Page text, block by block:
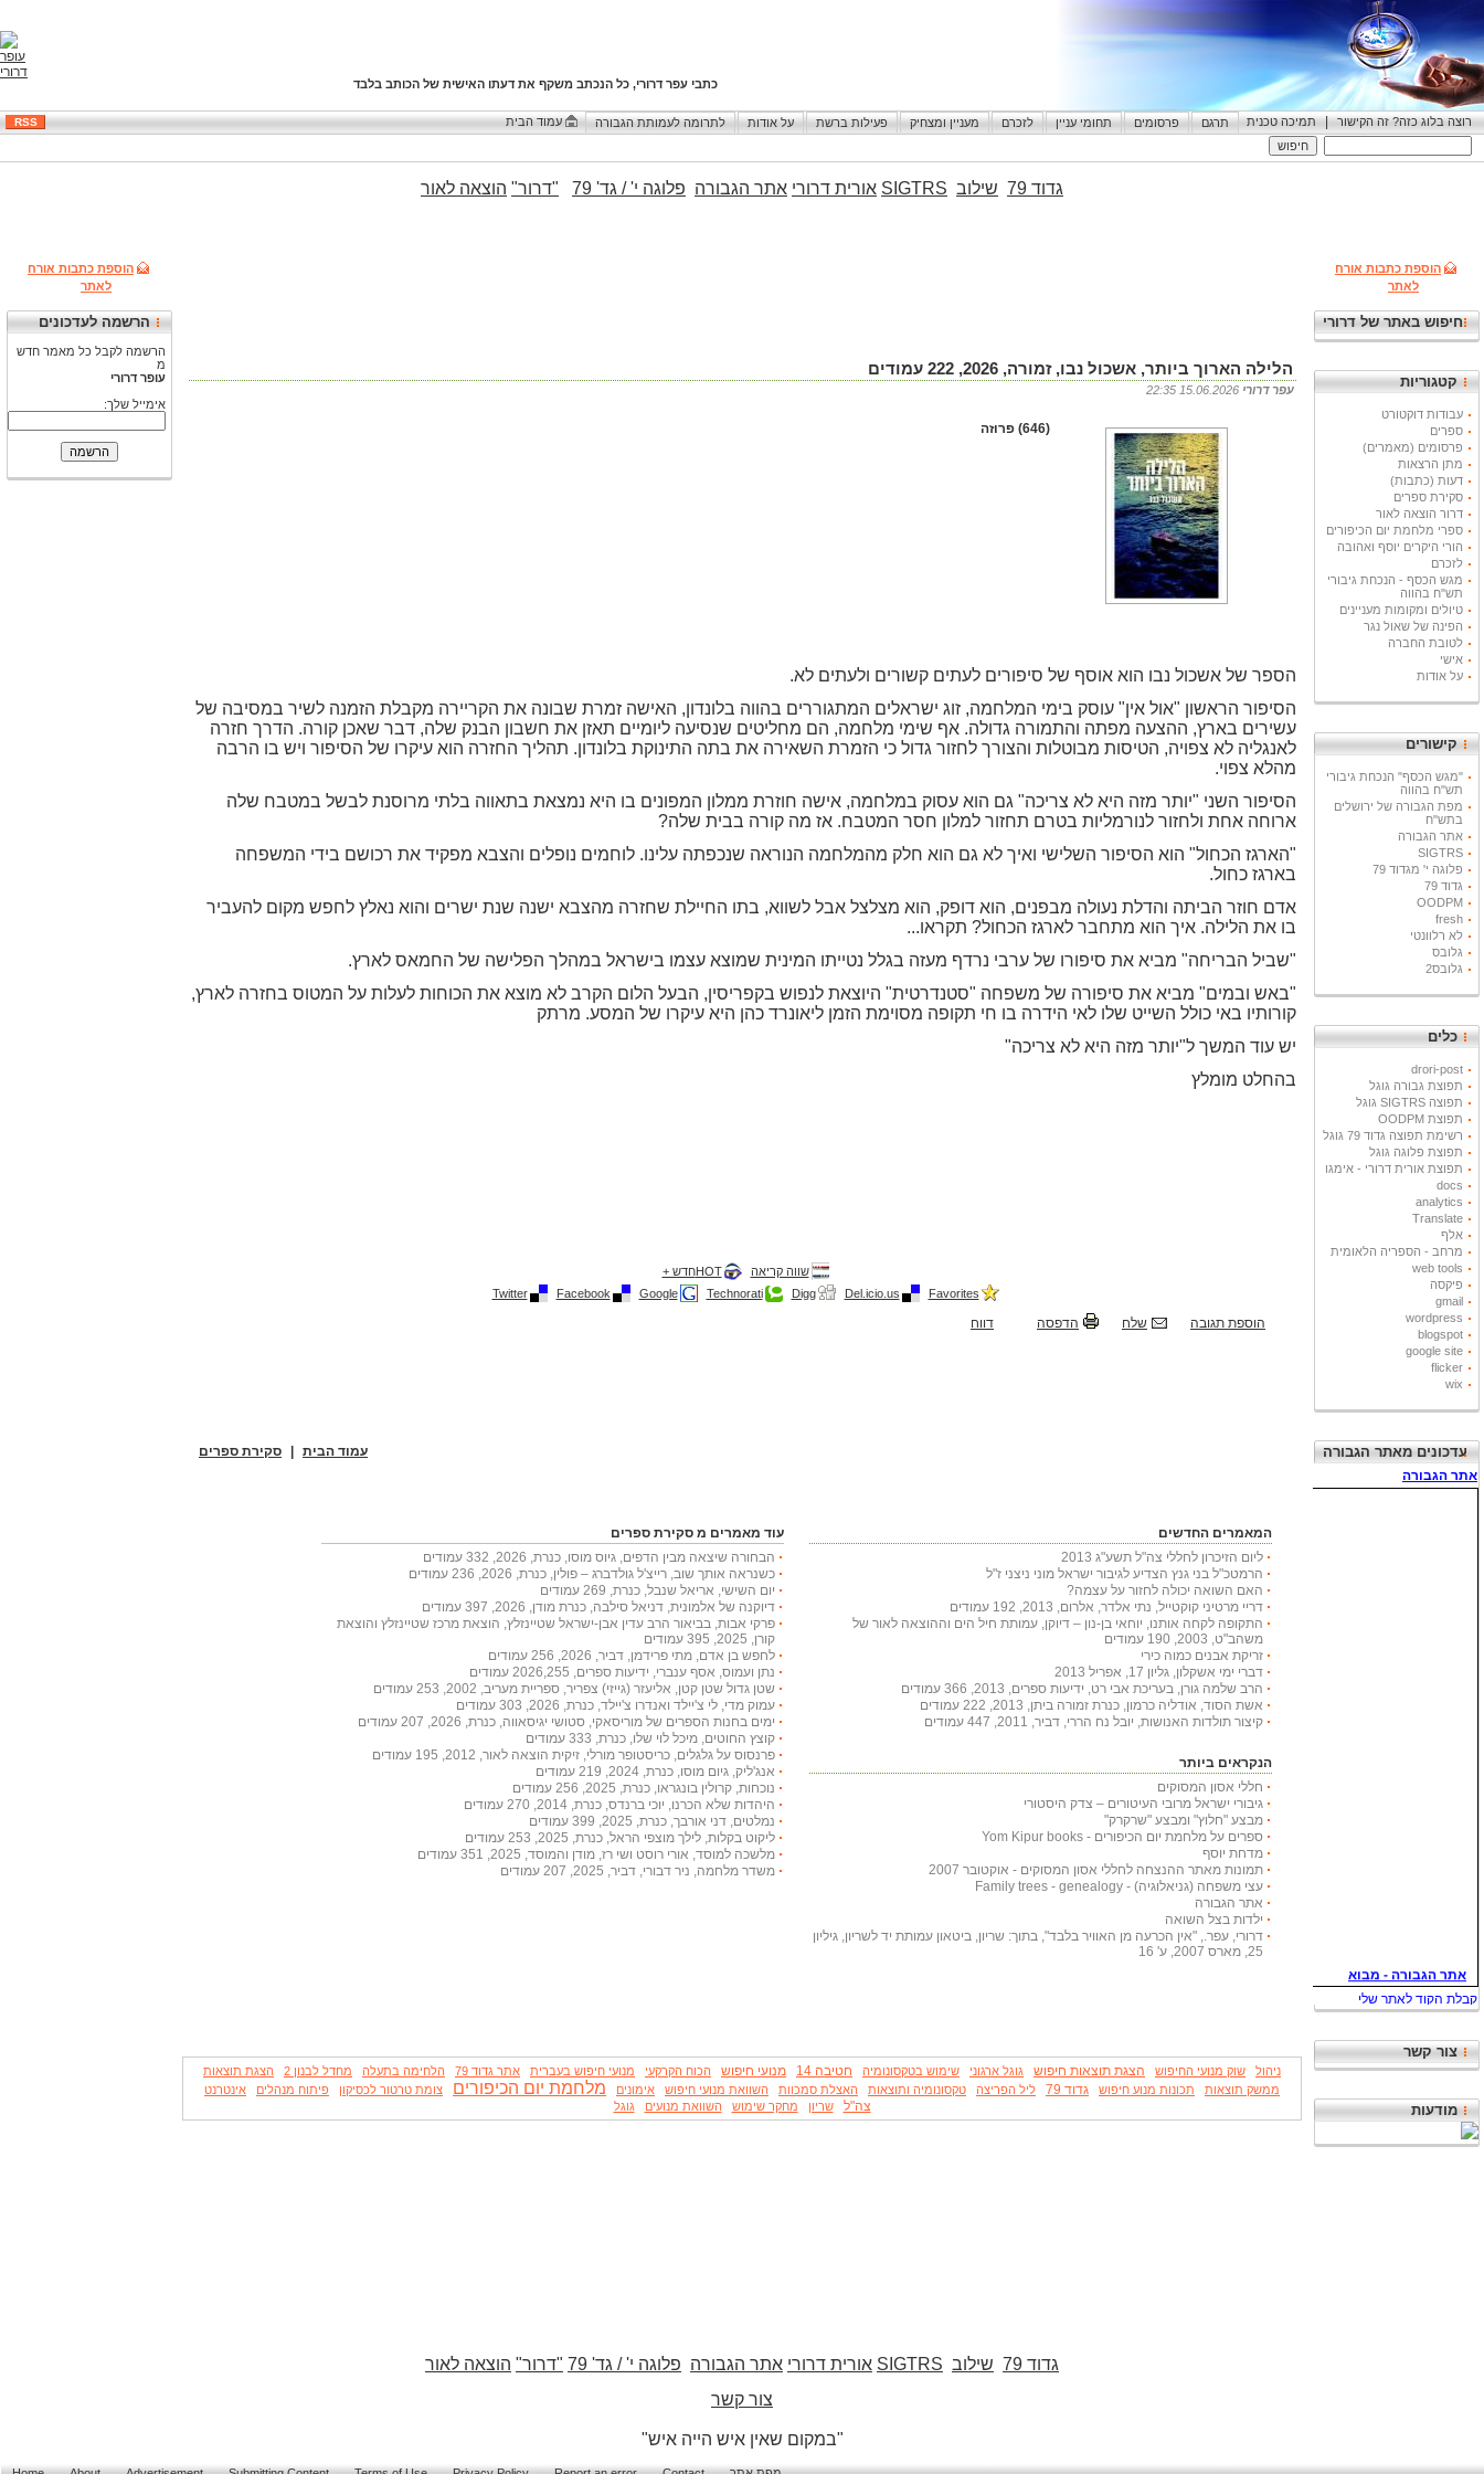
כתבי עפר דרורי, כל הנכתב משקף את דעתו האישית של הכותב בלבד
RSS רוצה בלוג כזה? זה הקישור | תמיכה טכנית תרגם פרסומים תחומי עניין לזכרם מעניין ומצחיק פעילות ברשת על אודות לתרומה לעמותת הגבורה עמוד הבית
הוספת כתבות אורח
לאתר
הרשמה לעדכונים
הרשמה לקבל כל מאמר חדש
מ
עופר דרורי
אימייל שלך:
הוספת כתבות אורח
לאתר
חיפוש באתר של דרורי
קטגוריות
עבודות דוקטורט
ספרים
פרסומים (מאמרים)
מתן הרצאות
דעות (כתבות)
סקירת ספרים
דרור הוצאה לאור
ספרי מלחמת יום הכיפורים
הורי היקרים יוסף ואהובה
לזכרם
מגש הכסף - הנכחת גיבורי
תש"ח בהווה
טיולים ומקומות מעניינים
הפינה של שאול נגר
לטובת החברה
אישי
על אודות
קישורים
"מגש הכסף" הנכחת גיבורי
תש"ח בהווה
מפת הגבורה של ירושלים
בתש"ח
אתר הגבורה
SIGTRS
פלוגה י' מגדוד 79
גדוד 79
OODPM
fresh
לא רלוונטי
גלובס
גלובס2
כלים
drori-post
תפוצת גבורה גוגל
תפוצה SIGTRS גוגל
תפוצת OODPM
רשימת תפוצה גדוד 79 גוגל
תפוצת פלוגה גוגל
תפוצת אורית דרורי - אימגו
docs
analytics
Translate
אלף
מרחב - הספריה הלאומית
web tools
פיקסה
gmail
wordpress
blogspot
google site
flicker
wix
עדכונים מאתר הגבורה
צור קשר
מודעות
גדוד 79 שילוב SIGTRS אורית דרורי אתר הגבורה פלוגה י' / גד' 79 "דרור" הוצאה לאור
הלילה הארוך ביותר, אשכול נבו, זמורה, 2026, 222 עמודים
עפר דרורי
(646) פרוזה
הספר של אשכול נבו הוא אוסף של סיפורים לעתים קשורים ולעתים לא.
הסיפור הראשון "אול אין" עוסק בימי המלחמה, זוג ישראלים המתגוררים בהווה בלונדון, האישה זמרת שבונה את הקריירה מקבלת הזמנה לשיר במסיבה של
עשירים בארץ, ההצעה מפתה והתמורה גדולה. אף שימי מלחמה, הם מחליטים שנסיעה ליומיים תאזן את חשבון הבנק שלה, דבר שאכן קורה. הדרך חזרה
לאנגליה לא צפויה, הטיסות מבוטלות והצורך לחזור גדול כי הזמרת השאירה את בתה התינוקת בלונדון. תהליך החזרה הוא עיקרו של הסיפור ויש בו הרבה
מהלא צפוי.
הסיפור השני "יותר מזה היא לא צריכה" גם הוא עסוק במלחמה, אישה חוזרת ממלון המפונים בו היא נמצאת בתאווה בלתי מרוסנת לבשל במטבח שלה
ארוחה אחת ולחזור לנורמליות בטרם תחזור למלון חסר המטבח. אז מה קורה בבית שלה?
"הארגז הכחול" הוא הסיפור השלישי ואיך לא גם הוא חלק מהמלחמה הנוראה שנכפתה עלינו. לוחמים נופלים והצבא מפקיד את רכושם בידי המשפחה
בארגז כחול.
אדם חוזר הביתה והדלת נעולה מבפנים, הוא דופק, הוא מצלצל אבל לשווא, בתו החיילת שחזרה מהצבא ישנה שנת ישרים והוא נאלץ לחפש מקום להעביר
בו את הלילה. איך הוא מתחבר לארגז הכחול? תקראו...
"שביל הבריחה" מביא את סיפורו של ערבי נרדף מעזה בגלל נטייתו המינית שמוצא עצמו בישראל במהלך הפלישה של החמאס לארץ.
"באש ובמים" מביא את סיפורה של משפחה "סטנדרטית" היוצאת לנפוש בקפריסין, הבעל הלום הקרב לא מוצא את הכוחות לעלות על המטוס בחזרה לארץ,
קורותיו באי כולל השייט שלו לאי הידרה בו חי תקופה מסוימת הזמן ליאונרד כהן היא עיקרו של המסע. מרתק
יש עוד המשך ל"יותר מזה היא לא צריכה"
בהחלט מומלץ
שווה קריאה
HOTחדש +
Favorites
Del.icio.us
Digg
Technorati
Google
Facebook
Twitter
הוספת תגובה שלח הדפסה דווח
עמוד הבית סקירת ספרים
המאמרים החדשים
ליום הזיכרון לחללי צה"ל תשע"ג 2013
הרמטכ"ל בני גנץ הצדיע לגיבור ישראל מוני ניצני ז"ל
האם השואה יכולה לחזור על עצמה?
דריי מרטיני קוקטייל, נתי אלדר, אלרום, 2013, 192 עמודים
התקופה לקחה אותנו, יוחאי בן-נון – דיוקן, עמותת חיל הים וההוצאה לאור של
משהב"ט, 2003, 190 עמודים
זריקת אבנים כמוה כירי
דברי ימי אשקלון, גליון 17, אפריל 2013
הרב שלמה גורן, בעריכת אבי רט, ידיעות ספרים, 2013, 366 עמודים
אשת הסוד, אודליה כרמון, כנרת זמורה ביתן, 2013, 222 עמודים
קיצור תולדות האנושות, יובל נח הררי, דביר, 2011, 447 עמודים
הנקראים ביותר
חללי אסון המסוקים
גיבורי ישראל מרובי העיטורים – צדק היסטורי
מבצע "חלוץ" ומבצע "שרקרק"
ספרים על מלחמת יום הכיפורים - Yom Kipur books
מדחת יוסף
תמונות מאתר ההנצחה לחללי אסון המסוקים - אוקטובר 2007
עצי משפחה (גניאלוגיה) - Family trees - genealogy
אתר הגבורה
ילדות בצל השואה
דרורי, עפר., "אין הכרעה מן האוויר בלבד", בתוך: שריון, ביטאון עמותת יד לשריון, גיליון
25, מארס 2007, ע' 16
עוד מאמרים מ סקירת ספרים
הבחורה שיצאה מבין הדפים, גיוס מוסו, כנרת, 2026, 332 עמודים
כשנראה אותך שוב, רייצ'ל גולדברג – פולין, כנרת, 2026, 236 עמודים
יום השישי, אריאל שנבל, כנרת, 269 עמודים
דיוקנה של אלמונית, דניאל סילבה, כנרת מודן, 2026, 397 עמודים
פרקי אבות, בביאור הרב עדין אבן-ישראל שטיינזלץ, הוצאת מרכז שטיינזלץ והוצאת
קורן, 2025, 395 עמודים
לחפש בן אדם, מתי פרידמן, דביר, 2026, 256 עמודים
נתן ועמוס, אסף ענברי, ידיעות ספרים, 2026,255 עמודים
שטן גדול שטן קטן, אליעזר (גייזי) צפריר, ספריית מעריב, 2002, 253 עמודים
עמוק מדי, לי צ'יילד ואנדרו צ'יילד, כנרת, 2026, 303 עמודים
ימים בחנות הספרים של מוריסאקי, סטושי יגיסאווה, כנרת, 2026, 207 עמודים
קוצץ החוטים, מיכל לוי שלו, כנרת, 333 עמודים
פרנסוס על גלגלים, כריסטופר מורלי, זיקית הוצאה לאור, 2012, 195 עמודים
אנג'ליק, גיום מוסו, כנרת, 2024, 219 עמודים
נוכחות, קרולין בונגראו, כנרת, 2025, 256 עמודים
היהדות שלא הכרנו, יוכי ברנדס, כנרת, 2014, 270 עמודים
נמלטים, דני אורבך, כנרת, 2025, 399 עמודים
ליקוט בקלות, לילך מוצפי הראל, כנרת, 2025, 253 עמודים
מלשכה למוסד, אורי רוסט ושי רז, מודן והמוסד, 2025, 351 עמודים
משדר מלחמה, ניר דבורי, דביר, 2025, 207 עמודים
ניהול שוק מנועי החיפוש הצגת תוצאות חיפוש גוגל ארגוני שימוש בטקסונומיה חטיבה 14 מנועי חיפוש הכוח הקרקעי מנועי חיפוש בעברית אתר גדוד 79 הלחימה בתעלה מחדל לבנון 2
הצגת תוצאות
ממשק תוצאות
תכונות מנוע חיפוש גדוד 79 ליל הפריצה טקסונומיה ותוצאות האצלת סמכוות השוואת מנועי חיפוש אימונים מלחמת יום הכיפורים צומת טרטור לכסיקון פיתוח מנהלים אינטרנט
צה"ל שריון מחקר שימוש השוואת מנועים גוגל
גדוד 79 שילוב SIGTRS אורית דרורי אתר הגבורה פלוגה י' / גד' 79 "דרור" הוצאה לאור
צור קשר
"במקום שאין איש הייה איש"